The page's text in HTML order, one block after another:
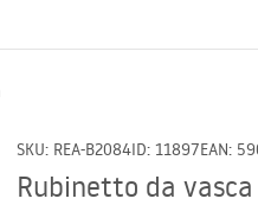
SKU: REA-B2084ID: 11897EAN:
Rubinetto da